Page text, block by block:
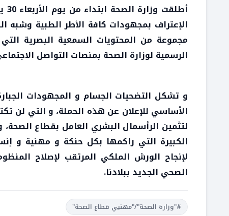
الإعتراف بمجهودات كافة الأطر الطبية
مجموعة من المحتويات السمعية البصرية
الرسمية لوزارة الصحة بمنصات التواصل
و تشكل التضحيات الجسام و المجهودات
الأساسي للإعلان عن هذه الحملة، و التي لن
لتثمين الرأسمال البشري العامل بقطاع
الكبيرة التي راكمها بكل حنكة و مهنية و
لإنجاح الورش الملكي المرتقب لإصلاح
الصحي الجديد ببلادنا.
#"وزارة الصحة"/"مهنيي قطاع الصحة"